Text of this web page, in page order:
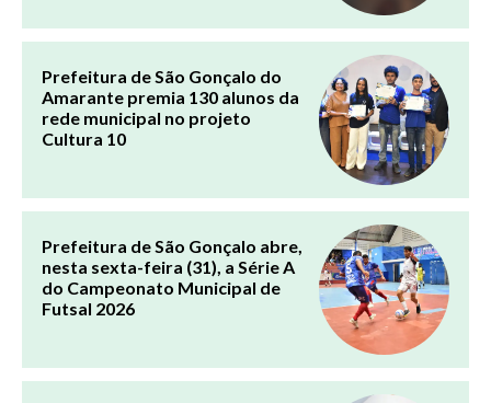
Prefeitura de São Gonçalo do
Amarante premia 130 alunos da
rede municipal no projeto
Cultura 10
Prefeitura de São Gonçalo abre,
nesta sexta-feira (31), a Série A
do Campeonato Municipal de
Futsal 2026